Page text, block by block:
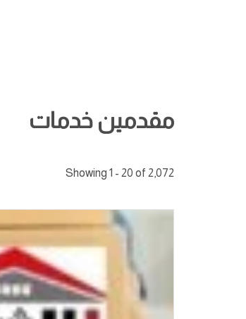
مقدمين خدمات
Showing 1 - 20 of 2,072